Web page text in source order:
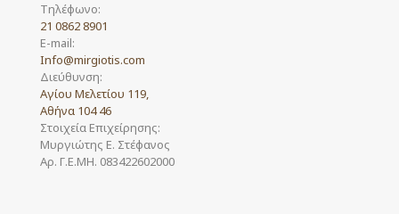
Τηλέφωνο:
21 0862 8901
E-mail:
Info@mirgiotis.com
Διεύθυνση:
Αγίου Μελετίου 119,
Αθήνα 104 46
Στοιχεία Επιχείρησης:
Μυργιώτης Ε. Στέφανος
Αρ. Γ.Ε.ΜΗ. 083422602000